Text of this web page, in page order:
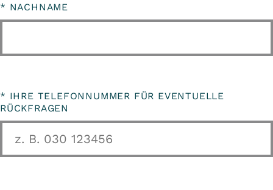
* NACHNAME
*
RÜCKFRAGEN